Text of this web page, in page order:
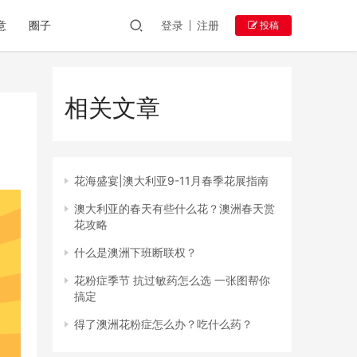
圈子 登录 注册 投稿
相关文章
花海盛宴|澳大利亚9-11月春季花展指南
澳大利亚的春天有些什么花？澳洲春天赏
花攻略
什么是澳洲下班断联权？
花粉症季节 抗过敏药怎么选 一张图帮你
搞定
得了澳洲花粉症怎么办？吃什么药？